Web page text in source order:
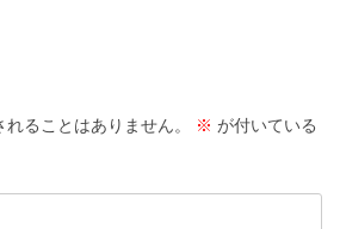
ることはありません。 ※ が付いている